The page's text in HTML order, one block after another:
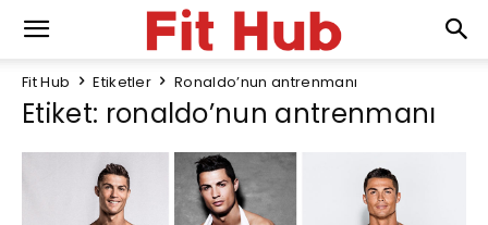
Fit Hub Etiketler Ronaldo’nun antrenmanı
Etiket: ronaldo’nun antrenmanı